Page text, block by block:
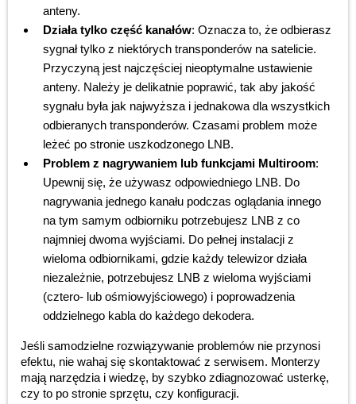
anteny.
Działa tylko część kanałów: Oznacza to, że odbierasz
sygnał tylko z niektórych transponderów na satelicie.
Przyczyną jest najczęściej nieoptymalne ustawienie
anteny. Należy je delikatnie poprawić, tak aby jakość
sygnału była jak najwyższa i jednakowa dla wszystkich
odbieranych transponderów. Czasami problem może
leżeć po stronie uszkodzonego LNB.
Problem z nagrywaniem lub funkcjami Multiroom:
Upewnij się, że używasz odpowiedniego LNB. Do
nagrywania jednego kanału podczas oglądania innego
na tym samym odbiorniku potrzebujesz LNB z co
najmniej dwoma wyjściami. Do pełnej instalacji z
wieloma odbiornikami, gdzie każdy telewizor działa
niezależnie, potrzebujesz LNB z wieloma wyjściami
(cztero- lub ośmiowyjściowego) i poprowadzenia
oddzielnego kabla do każdego dekodera.
Jeśli samodzielne rozwiązywanie problemów nie przynosi
efektu, nie wahaj się skontaktować z serwisem. Monterzy
mają narzędzia i wiedzę, by szybko zdiagnozować usterkę,
czy to po stronie sprzętu, czy konfiguracji.